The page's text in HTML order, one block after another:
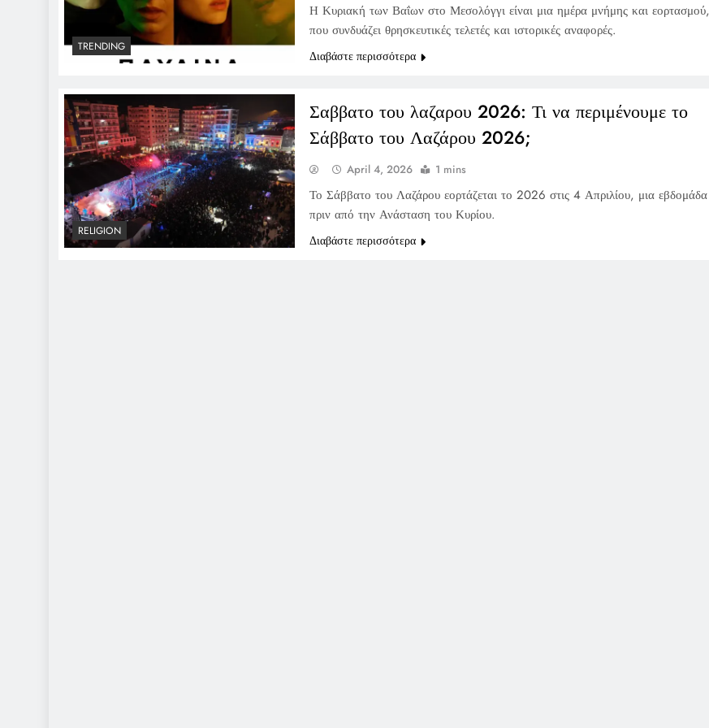
TRENDING
Η Κυριακή των Βαΐων στο Μεσολόγγι είναι μια ημέρα μνήμης και εορτασμού,
που συνδυάζει θρησκευτικές τελετές και ιστορικές αναφορές.
Διαβάστε περισσότερα
RELIGION
Σαββατο του λαζαρου 2026: Τι να περιμένουμε το
Σάββατο του Λαζάρου 2026;
April 4, 2026 1 mins
Το Σάββατο του Λαζάρου εορτάζεται το 2026 στις 4 Απριλίου, μια εβδομάδα
πριν από την Ανάσταση του Κυρίου.
Διαβάστε περισσότερα